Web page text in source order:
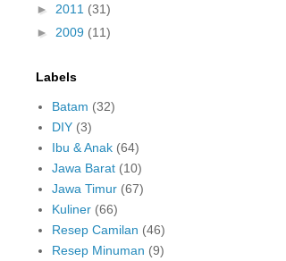
► 2011 (31)
► 2009 (11)
Labels
Batam (32)
DIY (3)
Ibu & Anak (64)
Jawa Barat (10)
Jawa Timur (67)
Kuliner (66)
Resep Camilan (46)
Resep Minuman (9)